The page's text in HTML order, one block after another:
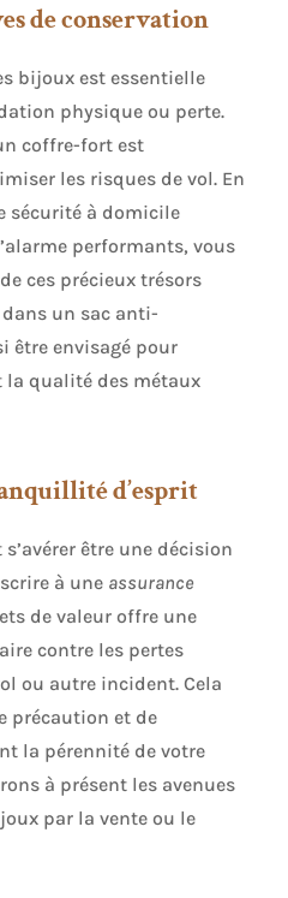
de conservation
bijoux est essentielle
physique ou perte.
coffre-fort est
les risques de vol. En
sécurité à domicile
performants, vous
ces précieux trésors
un sac anti-
être envisagé pour
la qualité des métaux
d’esprit
être une décision
à une assurance
de valeur offre une
contre les pertes
ou autre incident. Cela
précaution et de
la pérennité de votre
à présent les avenues
par la vente ou le